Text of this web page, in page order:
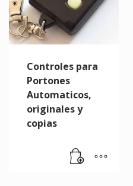
Controles para
Portones
Automaticos,
originales y
copias